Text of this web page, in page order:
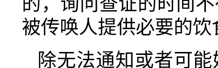
被传唤人提供必要的
除无法通知或者可